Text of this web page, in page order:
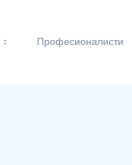
Професионалисти